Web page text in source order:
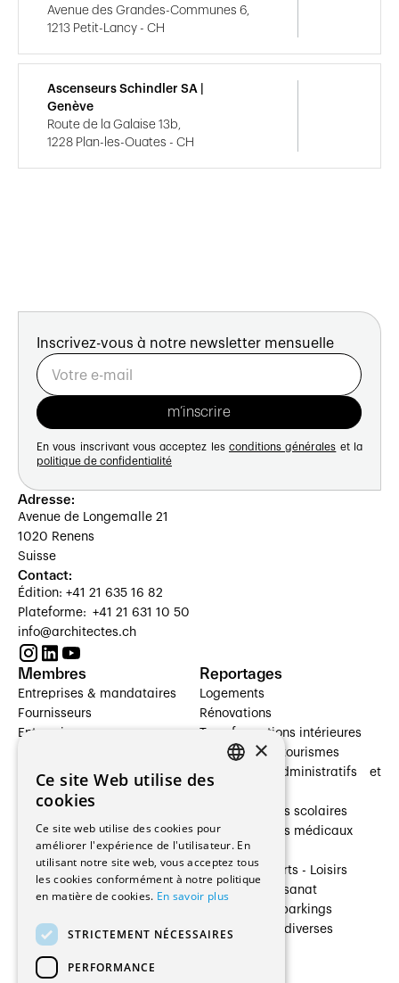
Avenue des Grandes-Communes 6,
1213 Petit-Lancy - CH
Ascenseurs Schindler SA |
Genève
Route de la Galaise 13b,
1228 Plan-les-Ouates - CH
Inscrivez-vous à notre newsletter mensuelle
En vous inscrivant vous acceptez les conditions générales et la
politique de confidentialité
Adresse:
Avenue de Longemalle 21
1020 Renens
Suisse
Contact:
Édition: +41 21 635 16 82
Plateforme: +41 21 631 10 50
info@architectes.ch
Membres
Entreprises & mandataires
Fournisseurs
Entreprises
Architectes paysagistes
Architectes d'intérieur
Entreprises générales
Ingénieurs et mandataires
Fabricants / Fournisseurs
Régies immobilières
Gestion PPE
Reportages
Logements
Rénovations
Transformations intérieures
Hôtelleries et tourismes
Bâtiments administratifs et
Établissements scolaires
Établissements médicaux
Villas
Cultures - Sports - Loisirs
Industrie - Artisanat
Transports et parkings
Constructions diverses
×
Ce site Web utilise des
cookies
Ce site web utilise des cookies pour
améliorer l'expérience de l'utilisateur. En
utilisant notre site web, vous acceptez tous
les cookies conformément à notre politique
en matière de cookies. En savoir plus
STRICTEMENT NÉCESSAIRES
PERFORMANCE